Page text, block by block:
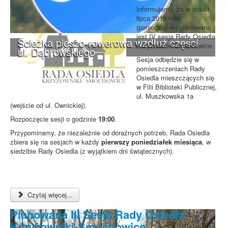
Ścieżka pieszo-rowerowa wzdłuż części
ul. Dąbrowskiego
Informujemy, że w dniu 1
lipca 2019 roku
(poniedziałek) planowana
jest IV sesja Rady Osiedla
Krzyżowniki-Smochowice.
Sesja odbędzie się w
pomieszczeniach Rady
Osiedla mieszczących się
w Filii Biblioteki Publicznej,
ul. Muszkowska 1a
(wejście od ul. Ownickiej).
Rozpoczęcie sesji o godzinie 19:00.
Przypominamy, że niezależnie od doraźnych potrzeb, Rada Osiedla
zbiera się na sesjach w każdy pierwszy poniedziałek miesiąca, w
siedzibie Rady Osiedla (z wyjątkiem dni świątecznych).
Czytaj więcej...
Planowana III Sesja Rady Osiedla